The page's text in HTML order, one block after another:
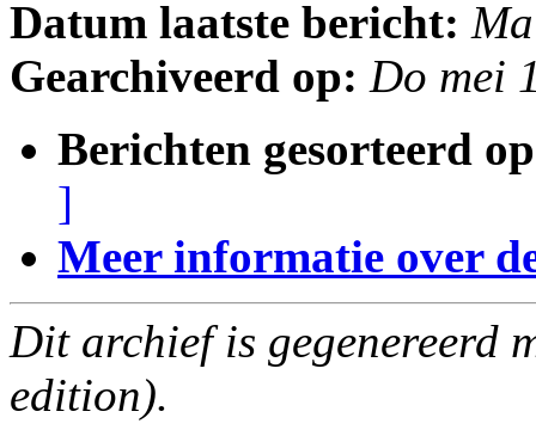
Datum laatste bericht:
Gearchiveerd op: Do mei
Berichten gesorteerd
]
Meer informatie over
Dit archief is gegenereerd
edition).